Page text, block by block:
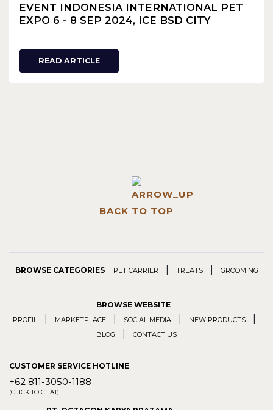
EVENT INDONESIA INTERNATIONAL PET
EXPO 6 - 8 SEP 2024, ICE BSD CITY
READ ARTICLE
BACK TO TOP
BROWSE CATEGORIES PET CARRIER TREATS GROOMING
BROWSE WEBSITE
PROFIL MARKETPLACE SOCIAL MEDIA NEW PRODUCTS
BLOG CONTACT US
CUSTOMER SERVICE HOTLINE
+62 811-3050-1188
(CLICK TO CHAT)